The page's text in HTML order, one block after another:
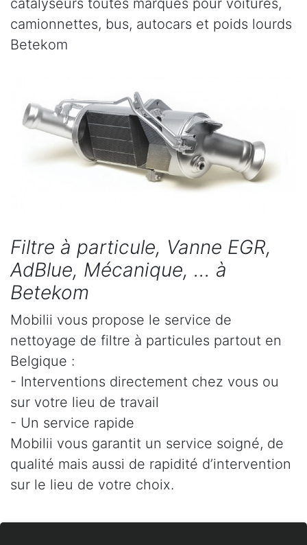
catalyseurs toutes marques pour voitures,
camionnettes, bus, autocars et poids lourds
Betekom
Filtre à particule, Vanne EGR,
AdBlue, Mécanique, ... à
Betekom
Mobilii vous propose le service de
nettoyage de filtre à particules partout en
Belgique :
- Interventions directement chez vous ou
sur votre lieu de travail
- Un service rapide
Mobilii vous garantit un service soigné, de
qualité mais aussi de rapidité d’intervention
sur le lieu de votre choix.